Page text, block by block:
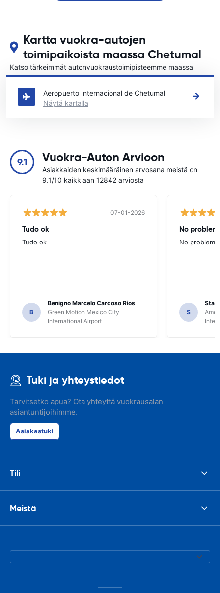
Kartta vuokra-autojen
toimipaikoista maassa Chetumal
Katso tärkeimmät autonvuokraustoimipisteemme maassa
Chetumal
Aeropuerto Internacional de Chetumal
Näytä kartalla
9.1 Vuokra-Auton Arvioon
Asiakkaiden keskimääräinen arvosana meistä on
9.1/10 kaikkiaan 12842 arviosta
07-01-2026
Tudo ok
Tudo ok
B
Benigno Marcelo Cardoso Rios
Green Motion Mexico City
International Airport
No
No
S
Tuki ja yhteystiedot
Tarvitsetko apua? Ota yhteyttä vuokrausalan
asiantuntijoihimme.
Asiakastuki
Tili
Meistä